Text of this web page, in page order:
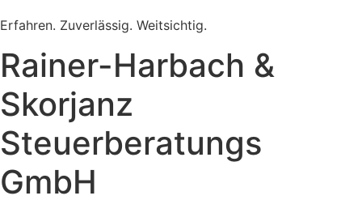
Erfahren. Zuverlässig. Weitsichtig.
Rainer-Harbach &
Skorjanz
Steuerberatungs
GmbH